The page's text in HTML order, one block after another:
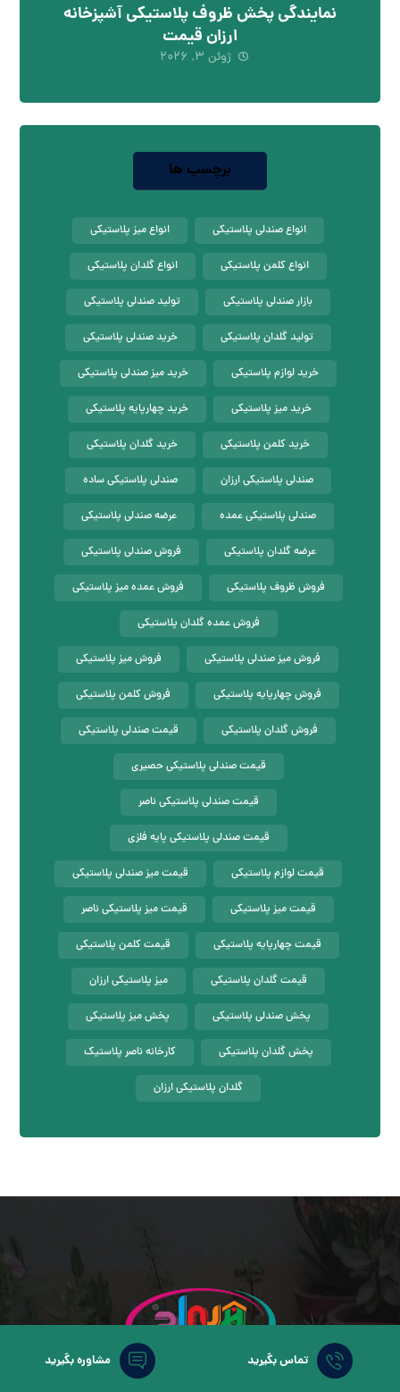
نمایندگی پخش ظروف پلاستیکی آشپزخانه
ارزان قیمت
ژوئن ۳, ۲۰۲۶
برچسب ها
انواع صندلی پلاستیکی انواع میز پلاستیکی
انواع کلمن پلاستیکی انواع گلدان پلاستیکی
بازار صندلی پلاستیکی تولید صندلی پلاستیکی
تولید گلدان پلاستیکی خرید صندلی پلاستیکی
خرید لوازم پلاستیکی خرید میز صندلی پلاستیکی
خرید میز پلاستیکی خرید چهارپایه پلاستیکی
خرید کلمن پلاستیکی خرید گلدان پلاستیکی
صندلی پلاستیکی ارزان صندلی پلاستیکی ساده
صندلی پلاستیکی عمده عرضه صندلی پلاستیکی
عرضه گلدان پلاستیکی فروش صندلی پلاستیکی
فروش ظروف پلاستیکی فروش عمده میز پلاستیکی
فروش عمده گلدان پلاستیکی
فروش میز صندلی پلاستیکی فروش میز پلاستیکی
فروش چهارپایه پلاستیکی فروش کلمن پلاستیکی
فروش گلدان پلاستیکی قیمت صندلی پلاستیکی
قیمت صندلی پلاستیکی حصیری
قیمت صندلی پلاستیکی ناصر
قیمت صندلی پلاستیکی پایه فلزی
قیمت لوازم پلاستیکی قیمت میز صندلی پلاستیکی
قیمت میز پلاستیکی قیمت میز پلاستیکی ناصر
قیمت چهارپایه پلاستیکی قیمت کلمن پلاستیکی
قیمت گلدان پلاستیکی میز پلاستیکی ارزان
پخش صندلی پلاستیکی پخش میز پلاستیکی
پخش گلدان پلاستیکی کارخانه ناصر پلاستیک
گلدان پلاستیکی ارزان
تماس بگیرید مشاوره بگیرید